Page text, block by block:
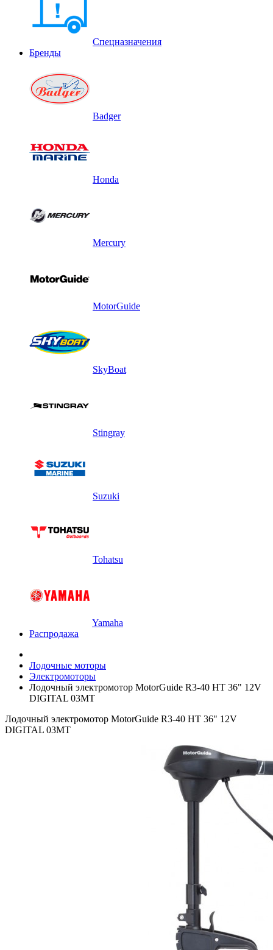
Спецназначения
Бренды
Badger
Honda
Mercury
MotorGuide
SkyBoat
Stingray
Suzuki
Tohatsu
Yamaha
Распродажа
Лодочные моторы
Электромоторы
Лодочный электромотор MotorGuide R3-40 HT 36" 12V
DIGITAL 03MT
Лодочный электромотор MotorGuide R3-40 HT 36" 12V
DIGITAL 03MT